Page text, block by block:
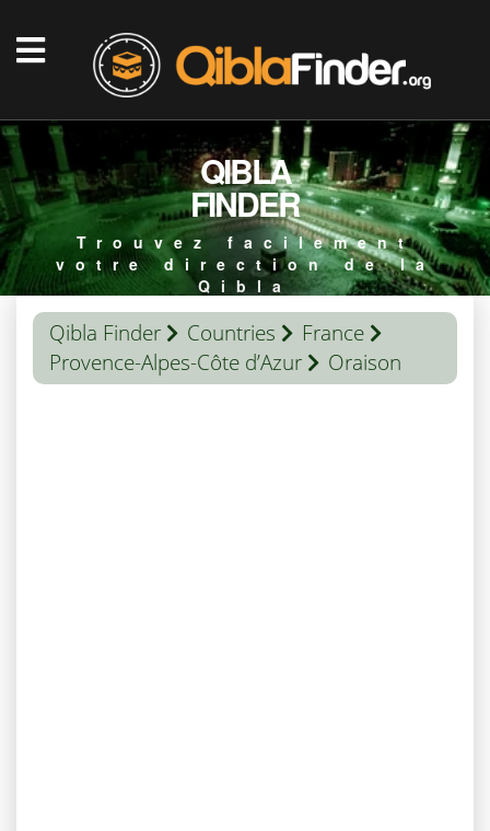
QIBLA
FINDER
Trouvez facilement
votre direction de la
Qibla
Qibla Finder Countries
France
Provence-Alpes-Côte d’Azur
Oraison